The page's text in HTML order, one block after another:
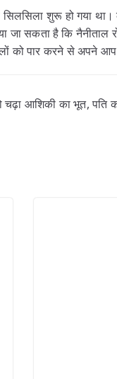
शुरू हो गया था।
जा सकता है कि
को पार करने से अपने आप
आशिकी का भूत, पति